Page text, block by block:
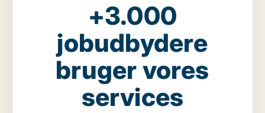
+3.000
jobudbydere
bruger vores
services